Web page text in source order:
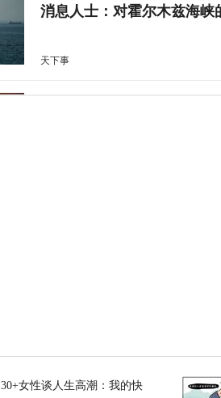
消息人士：对霍尔木兹海
天下事
30+女性谈人生高潮：我的快